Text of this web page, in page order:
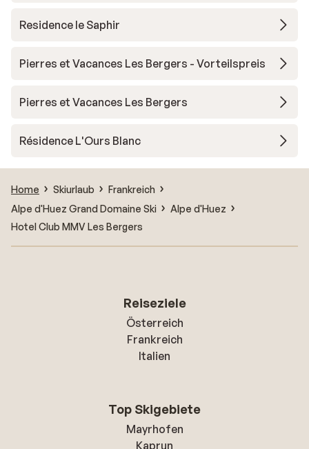
Residence le Saphir
Pierres et Vacances Les Bergers - Vorteilspreis
Pierres et Vacances Les Bergers
Résidence L'Ours Blanc
Home Skiurlaub
Frankreich
Alpe d'Huez Grand Domaine Ski
Alpe d'Huez
Hotel Club MMV Les Bergers
Reiseziele
Österreich
Frankreich
Italien
Top Skigebiete
Mayrhofen
Kaprun